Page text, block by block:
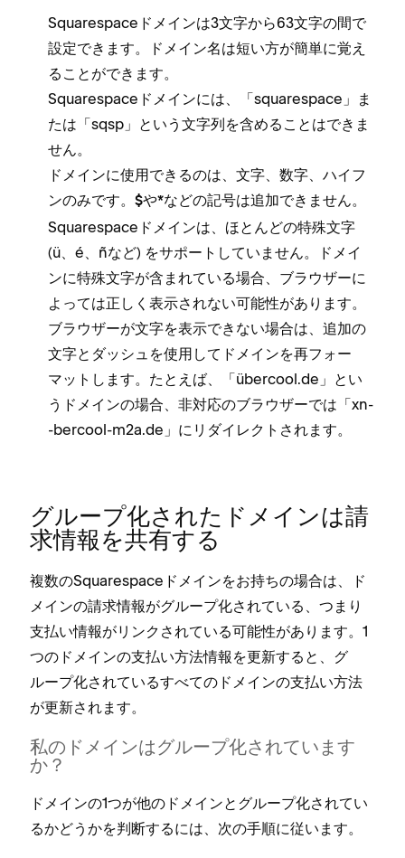
Squarespaceドメインは3文字から63文字の間で
設定できます⁠。ドメイン名は短い方が簡単に覚え
ることができます⁠。
Squarespaceドメインには⁠、「⁠squarespace⁠」ま
たは「⁠sqsp⁠」という文字列を含めることはできま
せん⁠。
ドメインに使用できるのは⁠、文字⁠、数字⁠、ハイフ
ンのみです⁠。
$⁠や*などの記号は追加できません⁠。
Squarespaceドメインは⁠、ほとんどの特殊文字
(⁠ü⁠、é⁠、ñなど⁠) をサポ⁠ートしていません⁠。ドメイ
ンに特殊文字が含まれている場合⁠、ブラウザ⁠ーに
よ⁠っては正しく表示されない可能性があります⁠。
ブラウザ⁠ーが文字を表示できない場合は⁠、追加の
文字とダ⁠ッシ⁠ュを使用してドメインを再フ⁠ォ⁠ー
マ⁠ットします⁠。たとえば⁠、「⁠übercool⁠.de⁠」とい
うドメインの場合⁠、非対応のブラウザ⁠ーでは「⁠xn-
-bercool-m2a⁠.de⁠」にリダイレクトされます⁠。
グル⁠ープ化されたドメインは請
求情報を共有する
複数のSquarespaceドメインをお持ちの場合は⁠、ド
メインの請求情報がグル⁠ープ化されている⁠、つまり
支払い情報がリンクされている可能性があります⁠。1
つのドメインの支払い方法情報を更新すると⁠、グ
ル⁠ープ化されているすべてのドメインの支払い方法
が更新されます⁠。
私のドメインはグル⁠ープ化されています
か⁠？
ドメインの1つが他のドメインとグル⁠ープ化されてい
るかどうかを判断するには⁠、次の手順に従います⁠。